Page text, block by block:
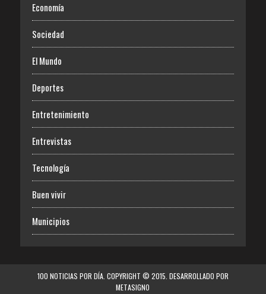
Economía
Sociedad
El Mundo
Deportes
Entretenimiento
Entrevistas
Tecnología
Buen vivir
Municipios
100 NOTICIAS POR DÍA. COPYRIGHT © 2015. DESARROLLADO POR
METASIGNO